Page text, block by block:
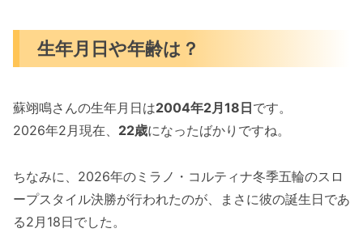
生年月日や年齢は？
蘇翊鳴さんの生年月日は2004年2月18日です。
2026年2月現在、 22歳になったばかりですね。
ちなみに、2026年のミラノ・コルティナ冬季五輪のスロ
ープスタイル決勝が行われたのが、まさに彼の誕生日であ
る2月18日でした。